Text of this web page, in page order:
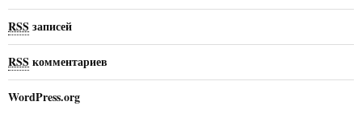
RSS записей
RSS комментариев
WordPress.org